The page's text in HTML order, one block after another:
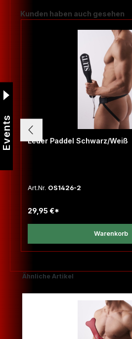
Produktgalerie überspringen
Kunden haben auch gesehen
Leder Paddel Schwarz/Weiß
Art.Nr. OS1426-2
29,95 €*
Warenkorb
Produktgalerie überspringen
Ähnliche Artikel
Events